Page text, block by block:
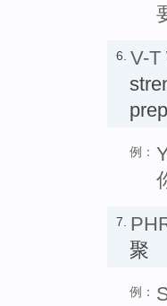
6. V-T
例：
7.
聚
例：